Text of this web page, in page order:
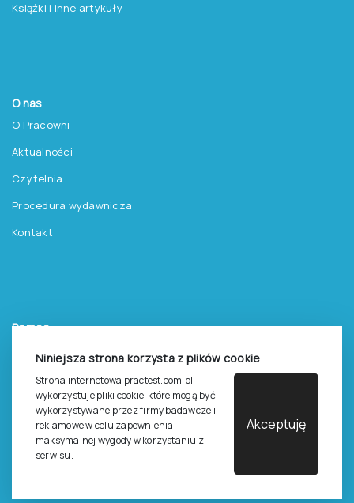
Niniejsza strona korzysta z plików cookie
Strona internetowa practest.com.pl
wykorzystuje pliki cookie, które mogą być
wykorzystywane przez firmy badawcze i
reklamowe w celu zapewnienia
maksymalnej wygody w korzystaniu z
serwisu.
Akceptuję
Książki i inne artykuły
O nas
O Pracowni
Aktualności
Czytelnia
Procedura wydawnicza
Kontakt
Pomoc
Zasady sprzedaży testów i książek
Zasady sprzedaży e-testów
Cennik i katalog
Zasady zapisów na szkolenia